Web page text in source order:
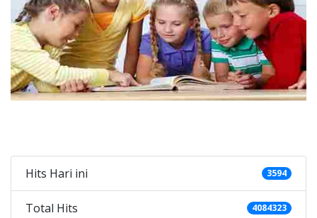
Hits Hari ini 3594
Total Hits 4084323